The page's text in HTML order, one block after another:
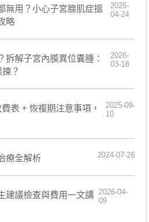
無用？小心子宮腺肌症搵
略
2026-
04-24
拆解子宮內膜異位囊腫：
？
2026-
03-18
表 + 恢複期注意事項，
2025-09-
10
療全解析 2024-07-26
建議檢查與費用一文講 2026-04-
09